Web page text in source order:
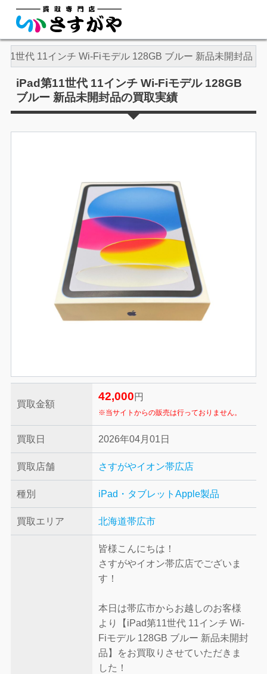
11世代 11インチ Wi-Fiモデル 128GB ブルー 新品未開封品
iPad第11世代 11インチ Wi-Fiモデル 128GB
ブルー 新品未開封品の買取実績
買取金額
42,000 円
※当サイトからの販売は行っておりません。
買取日 2026年04月01日
買取店舗 さすがやイオン帯広店
種別 iPad・タブレット Apple製品
買取エリア 北海道帯広市
皆様こんにちは！
さすがやイオン帯広店でございま
す！
本日は帯広市からお越しのお客様
より【iPad第11世代 11インチ Wi-
Fiモデル 128GB ブルー 新品未開封
品】をお買取りさせていただきま
した！